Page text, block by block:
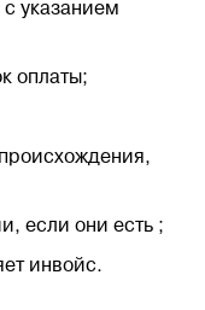
указанием
оплаты;
если они есть ;
инвойс.